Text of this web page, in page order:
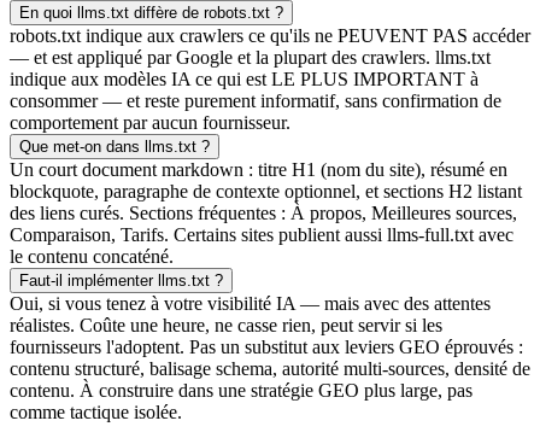
En quoi llms.txt diffère de robots.txt ?
robots.txt indique aux crawlers ce qu'ils ne PEUVENT PAS accéder
— et est appliqué par Google et la plupart des crawlers. llms.txt
indique aux modèles IA ce qui est LE PLUS IMPORTANT à
consommer — et reste purement informatif, sans confirmation de
comportement par aucun fournisseur.
Que met-on dans llms.txt ?
Un court document markdown : titre H1 (nom du site), résumé en
blockquote, paragraphe de contexte optionnel, et sections H2 listant
des liens curés. Sections fréquentes : À propos, Meilleures sources,
Comparaison, Tarifs. Certains sites publient aussi llms-full.txt avec
le contenu concaténé.
Faut-il implémenter llms.txt ?
Oui, si vous tenez à votre visibilité IA — mais avec des attentes
réalistes. Coûte une heure, ne casse rien, peut servir si les
fournisseurs l'adoptent. Pas un substitut aux leviers GEO éprouvés :
contenu structuré, balisage schema, autorité multi-sources, densité de
contenu. À construire dans une stratégie GEO plus large, pas
comme tactique isolée.